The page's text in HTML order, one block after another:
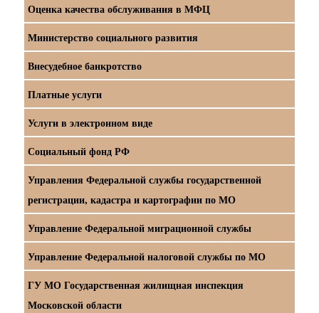
Оценка качества обслуживания в МФЦ
Министерство социального развития
Внесудебное банкротство
Платные услуги
Услуги в электронном виде
Социальный фонд РФ
Управления Федеральной службы государственной
регистрации, кадастра и картографии по МО
Управление Федеральной миграционной службы
Управление Федеральной налоговой службы по МО
ГУ МО Государственная жилищная инспекция
Московской области